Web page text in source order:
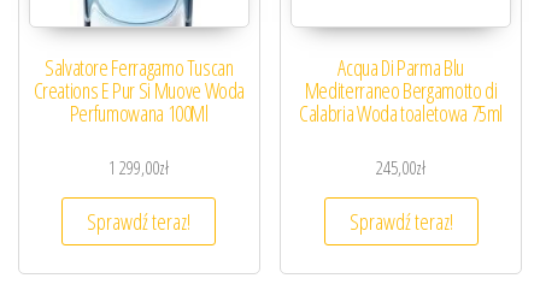
Salvatore Ferragamo Tuscan
Creations E Pur Si Muove Woda
Perfumowana 100Ml
1 299,00zł
Sprawdź teraz!
Acqua Di Parma Blu
Mediterraneo Bergamotto di
Calabria Woda toaletowa 75ml
245,00zł
Sprawdź teraz!